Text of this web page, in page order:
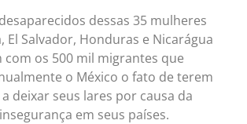
dessas 35 mulheres
El Salvador, Honduras e Nicarágua
os 500 mil migrantes que
o México o fato de terem
deixar seus lares por causa da
em seus países.